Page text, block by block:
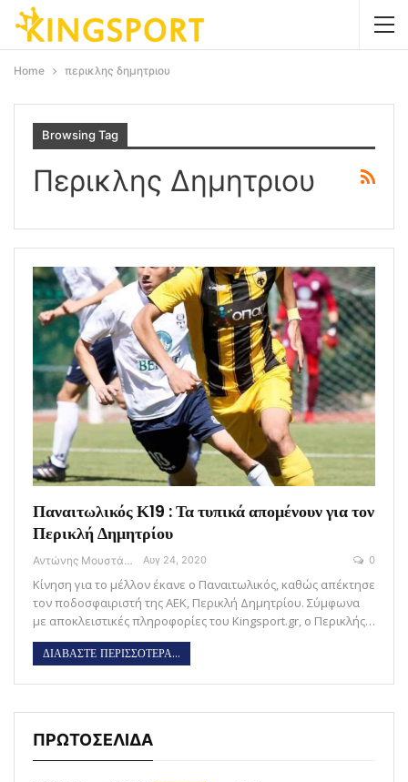
Home περικλης δημητριου
Browsing Tag
Περικλης Δημητριου
Παναιτωλικός Κ19 : Τα τυπικά απομένουν για τον
Περικλή Δημητρίου
Αντώνης Μουστάκας Αυγ 24, 2020 0
Κίνηση για το μέλλον έκανε ο Παναιτωλικός, καθώς απέκτησε
τον ποδοσφαιριστή της ΑΕΚ, Περικλή Δημητρίου. Σύμφωνα
με αποκλειστικές πληροφορίες του Kingsport.gr, ο Περικλής…
ΔΙΑΒΑΣΤΕ ΠΕΡΙΣΣΟΤΕΡΑ...
ΠΡΩΤΟΣΕΛΙΔΑ